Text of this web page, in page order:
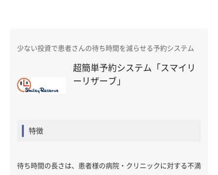
少ない投資で患者さんの待ち時間を減らせる予約システム
超簡単予約システム「スマイリ
ーリザーブ」
特徴
待ち時間の長さは、患者様の病院・クリニックに対する不満